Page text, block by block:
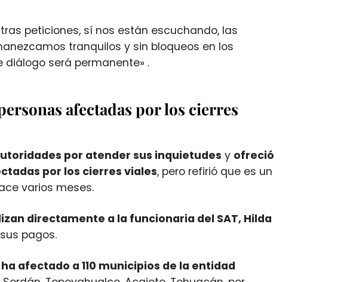
peticiones, sí nos están escuchando, las
tranquilos y sin bloqueos en los
será permanente» .
afectadas por los cierres
por atender sus inquietudes y ofreció
por los cierres viales, pero refirió que es un
varios meses.
directamente a la funcionaria del SAT, Hilda
pagos.
afectado a 110 municipios de la entidad